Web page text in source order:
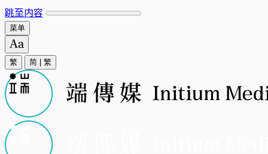
跳至内容
菜单
繁 简 繁